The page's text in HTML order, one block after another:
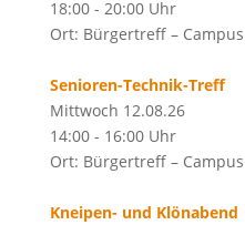
18:00 - 20:00 Uhr
Ort: Bürgertreff – Campus
Senioren-Technik-Treff
Mittwoch 12.08.26
14:00 - 16:00 Uhr
Ort: Bürgertreff – Campus
Kneipen- und Klönabend